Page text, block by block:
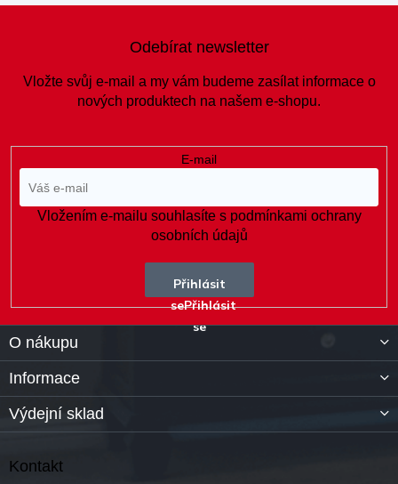
Odebírat newsletter
Vložte svůj e-mail a my vám budeme zasílat informace o
nových produktech na našem e-shopu.
E-mail
Vložením e-mailu souhlasíte s podmínkami ochrany
osobních údajů
Přihlásit
se
O nákupu
Informace
Výdejní sklad
Kontakt